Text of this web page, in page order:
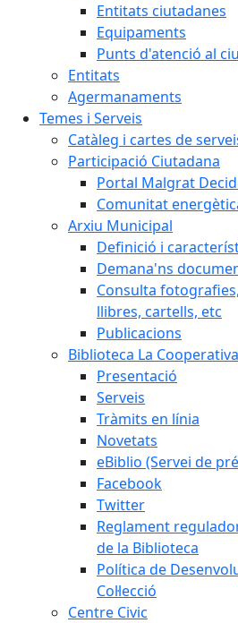
Entitats ciutadanes
Equipaments
Punts d'atenció al
Entitats
Agermanaments
Temes i Serveis
Catàleg i cartes de
Participació Ciutadana
Portal Malgrat
Comunitat
Arxiu Municipal
Definició i
Demana'ns
Consulta
llibres, cartells, etc
Publicacions
Biblioteca La Cooperativa
Presentació
Serveis
Tràmits en línia
Novetats
eBiblio (Servei de
Facebook
Twitter
Reglament
de la Biblioteca
Política de
Col·lecció
Centre Civic